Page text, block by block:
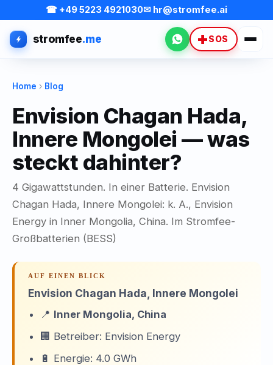
☎ +49 5223 4921030✉ hr@stromfee.ai
stromfee.me WhatsApp
SOS
Home › Blog
Envision Chagan Hada,
Innere Mongolei — was
steckt dahinter?
4 Gigawattstunden. In einer Batterie. Envision
Chagan Hada, Innere Mongolei: k. A., Envision
Energy in Inner Mongolia, China. Im Stromfee-
Großbatterien (BESS)
AUF EINEN BLICK
Envision Chagan Hada, Innere Mongolei
📍 Inner Mongolia, China
🏢 Betreiber: Envision Energy
🔋 Energie: 4.0 GWh